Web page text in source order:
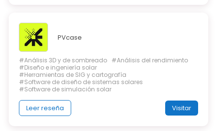
PVcase
#Análisis 3D y de sombreado #Análisis del rendimiento
#Diseño e ingeniería solar
#Herramientas de SIG y cartografía
#Software de diseño de sistemas solares
#Software de simulación solar
Leer reseña Visitar